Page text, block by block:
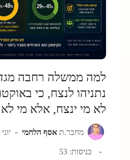
למה ממשלה רחבה
לא מי ינצח, אלא מי לא
מחבר.ת אסף הלחמי יוני 28, 2026
כניסות: 53